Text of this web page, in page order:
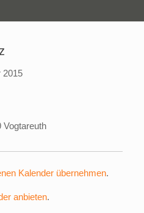
2015
Vogtareuth
Kalender übernehmen.
anbieten.